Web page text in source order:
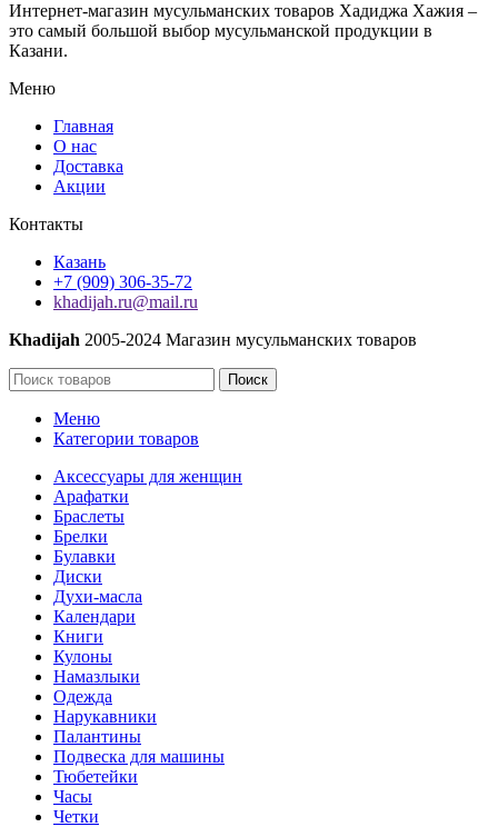
Интернет-магазин мусульманских товаров Хадиджа Хажия –
это самый большой выбор мусульманской продукции в
Казани.
Меню
Главная
О нас
Доставка
Акции
Контакты
Казань
+7 (909) 306-35-72
khadijah.ru@mail.ru
Khadijah 2005-2024 Магазин мусульманских товаров
Поиск
Меню
Категории товаров
Аксессуары для женщин
Арафатки
Браслеты
Брелки
Булавки
Диски
Духи-масла
Календари
Книги
Кулоны
Намазлыки
Одежда
Нарукавники
Палантины
Подвеска для машины
Тюбетейки
Часы
Четки